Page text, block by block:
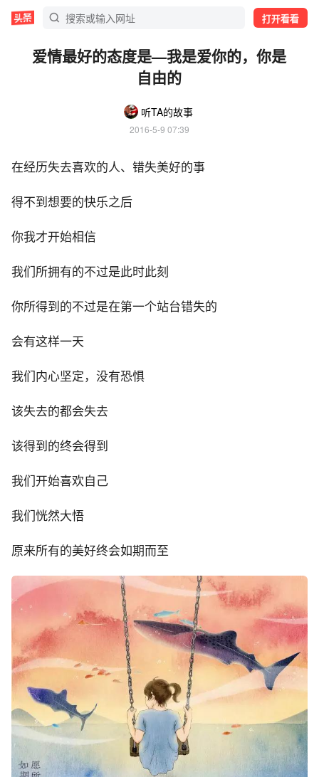
打开看看
爱情最好的态度是—我是爱你的，你是
自由的
听TA的故事
2016-5-9 07:39
在经历失去喜欢的人、错失美好的事
得不到想要的快乐之后
你我才开始相信
我们所拥有的不过是此时此刻
你所得到的不过是在第一个站台错失的
会有这样一天
我们内心坚定，没有恐惧
该失去的都会失去
该得到的终会得到
我们开始喜欢自己
我们恍然大悟
原来所有的美好终会如期而至